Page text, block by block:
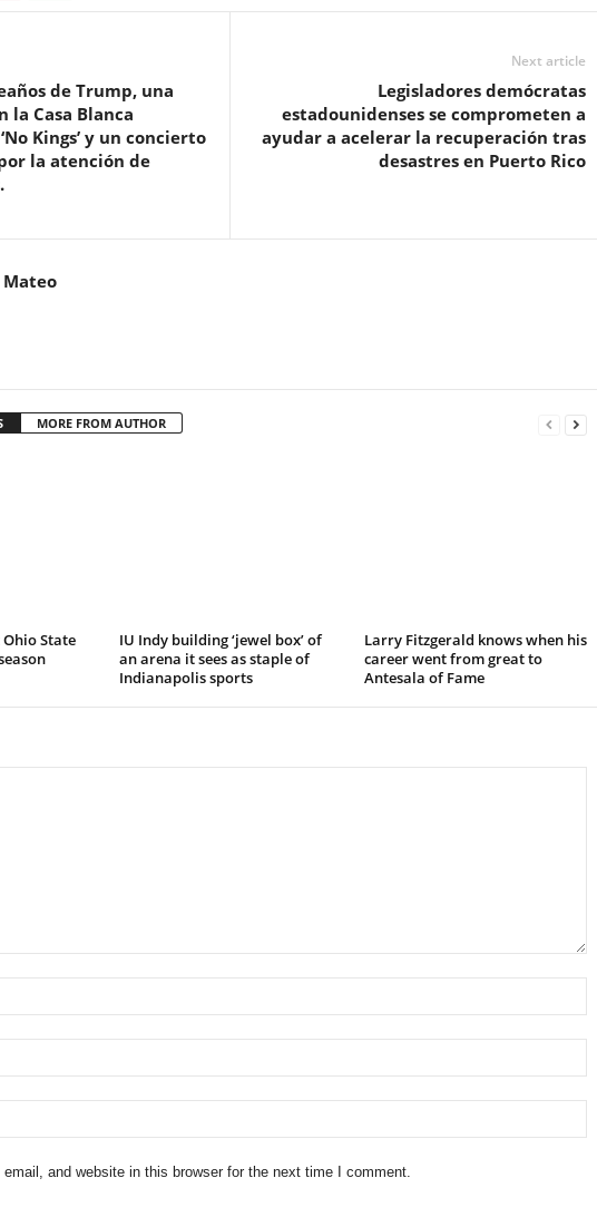
de Trump, una
la Casa Blanca
Kings’ y un concierto
la atención de
Next article
Legisladores demócratas
estadounidenses se comprometen a
ayudar a acelerar la recuperación tras
desastres en Puerto Rico
Mateo
MORE FROM AUTHOR
State
IU Indy building ‘jewel box’ of
an arena it sees as staple of
Indianapolis sports
Larry Fitzgerald knows when his
career went from great to
Antesala of Fame
and website in this browser for the next time I comment.